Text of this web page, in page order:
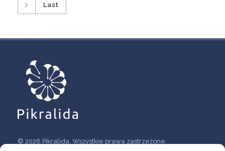
Last
© 2026 Pikralida. Wszystkie prawa zastrzeżone.